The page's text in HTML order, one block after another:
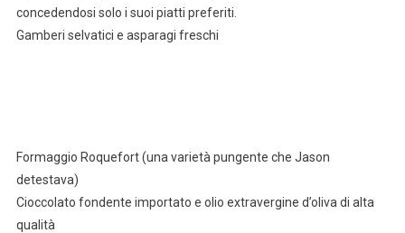
concedendosi solo i suoi piatti preferiti.
Gamberi selvatici e asparagi freschi
Formaggio Roquefort (una varietà pungente che Jason
detestava)
Cioccolato fondente importato e olio extravergine d’oliva di alta
qualità